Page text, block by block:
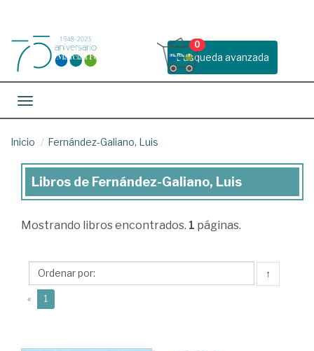
Busqueda avanzada
0
Toggle navigation
Inicio Fernández-Galiano, Luis
Libros
Fernández-
Luis
Libros de Fernández-Galiano, Luis
Mostrando libros encontrados. 1 páginas.
↑
« 1